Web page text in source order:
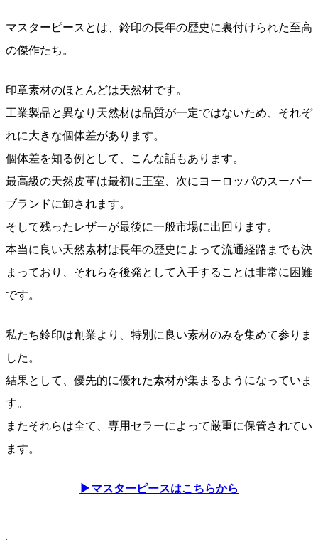
マスターピースとは、鈴印の長年の歴史に裏付けられた至高
の傑作たち。
印章素材のほとんどは天然材です。
工業製品と異なり天然材は品質が一定ではないため、それぞ
れに大きな個体差があります。
個体差を知る例として、こんな話もあります。
最高級の天然皮革は最初に王室、次にヨーロッパのスーパー
ブランドに卸されます。
そして残ったレザーが最後に一般市場に出回ります。
本当に良い天然素材は長年の歴史によって流通経路までも決
まっており、それらを後発として入手することは非常に困難
です。
私たち鈴印は創業より、特別に良い素材のみを集めて参りま
した。
結果として、優先的に優れた素材が集まるようになっていま
す。
またそれらは全て、専用セラーによって厳重に保管されてい
ます。
▶マスターピースはこちらから